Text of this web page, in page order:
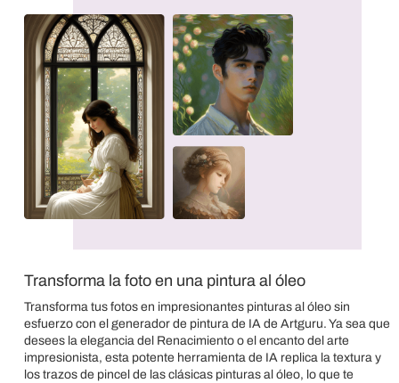
Transforma la foto en una pintura al óleo
Transforma tus fotos en impresionantes pinturas al óleo sin
esfuerzo con el generador de pintura de IA de Artguru. Ya sea que
desees la elegancia del Renacimiento o el encanto del arte
impresionista, esta potente herramienta de IA replica la textura y
los trazos de pincel de las clásicas pinturas al óleo, lo que te